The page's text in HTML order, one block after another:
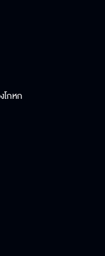
โกหก